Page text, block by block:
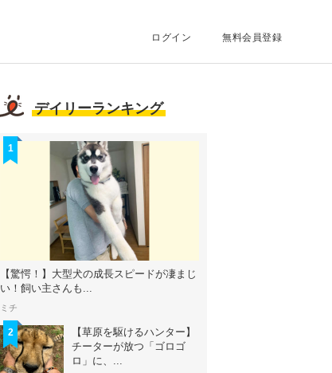
ログイン 無料会員登録
デイリーランキング
1
【驚愕！】大型犬の成長スピードが凄まじ
い！飼い主さんも...
ミチ
2
【草原を駆けるハンター】
チーターが放つ「ゴロゴ
ロ」に、...